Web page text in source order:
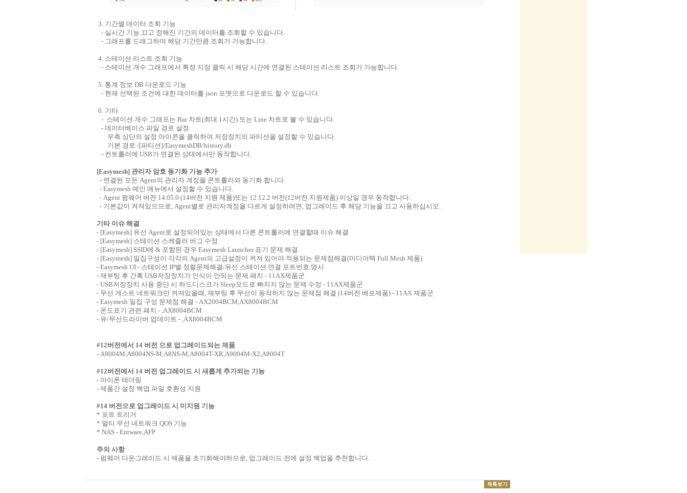
3. 기간별 데이터 조회 기능
- 실시간 기능 끄고 정해진 기간의 데이터를 조회할 수 있습니다.
- 그래프를 드래그하여 해당 기간만큼 조회가 가능합니다.
4. 스테이션 리스트 조회 기능
- 스테이션 개수 그래프에서 특정 지점 클릭 시 해당 시간에 연결된 스테이션 리스트 조회가 가능합니다.
5. 통계 정보 DB 다운로드 기능
- 현재 선택된 조건에 대한 데이터를 json 포맷으로 다운로드 할 수 있습니다.
6. 기타
- 스테이션 개수 그래프는 Bar 차트(최대 1시간) 또는 Line 차트로 볼 수 있습니다.
- 데이터베이스 파일 경로 설정
우측 상단의 설정 아이콘을 클릭하여 저장장치의 파티션을 설정할 수 있습니다.
기본 경로 /[파티션]/EasymeshDB/history.db
- 컨트롤러에 USB가 연결된 상태에서만 동작합니다.
[Easymesh] 관리자 암호 동기화 기능 추가
- 연결된 모든 Agent의 관리자 계정을 콘트롤러와 동기화 합니다.
- Easymesh 메인 메뉴에서 설정할 수 있습니다.
- Agent 펌웨어 버전 14.05.0 (14버전 지원 제품)또는 12.12.2 버전(12버전 지원제품) 이상일 경우 동작합니다.
- 기본값이 켜져있으므로, Agent별로 관리자계정을 다르게 설정하려면, 업그레이드 후 해당 기능을 끄고 사용하십시오.
기타 이슈 해결
- [Easymesh] 유선 Agent로 설정되어있는 상태에서 다른 콘트롤러에 연결할때 이슈 해결
- [Easymesh] 스테이션 스케줄러 버그 수정
- [Easymesh] SSID에 & 포함된 경우 Easymesh Launcher 표기 문제 해결
- [Easymesh] 밀집구성이 각각의 Agent의 고급설정이 켜져 있어야 적용되는 문제점해결(미디어텍 Full Mesh 제품)
- Easymesh UI - 스테이션 IP별 정렬문제해결/유선 스테이션 연결 포트번호 명시
- 재부팅 후 간혹 USB저장장치가 인식이 안되는 문제 패치 - 11AX제품군
- USB저장장치 사용 중단 시 하드디스크가 Sleep모드로 빠지지 않는 문제 수정 - 11AX제품군
- 무선 게스트 네트워크만 켜져있을때, 재부팅 후 무선이 동작하지 않는 문제점 해결 (14버전 배포제품) - 11AX 제품군
- Easymesh 밀집 구성 문제점 해결 - AX2004BCM,AX8004BCM
- 온도표기 관련 패치 - ,AX8004BCM
- 유/무선드라이버 업데이트 - ,AX8004BCM
#12버전에서 14 버전 으로 업그레이드되는 제품
- A9004M,A8004NS-M,A8NS-M,A8004T-XR,A9004M-X2,A8004T
#12버전에서 14 버전 업그레이드 시 새롭게 추가되는 기능
- 아이폰 테더링
- 제품간 설정 백업 파일 호환성 지원
#14 버전으로 업그레이드 시 미지원 기능
* 포트 트리거
* 멀티 무선 네트워크 QOS 기능
* NAS - Entware,AFP
주의 사항
- 펌웨어 다운그레이드 시 제품을 초기화해야하므로, 업그레이드 전에 설정 백업을 추천합니다.